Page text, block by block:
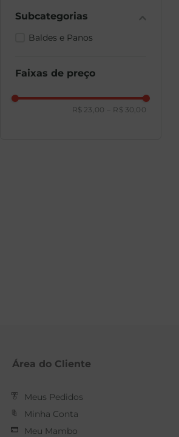
Baldes e Panos
Faixas de preço
R$ 23,00 R$ 30,00
Área do Cliente
Meus Pedidos
Minha Conta
Meu Mambo